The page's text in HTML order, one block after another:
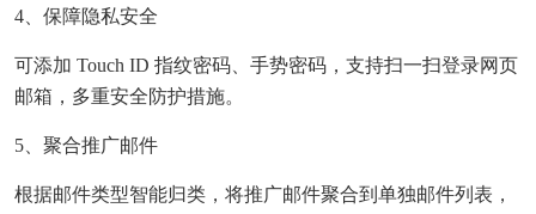
4、保障隐私安全
可添加 Touch ID 指纹密码、手势密码，支持扫一扫登录网页
邮箱，多重安全防护措施。
5、聚合推广邮件
根据邮件类型智能归类，将推广邮件聚合到单独邮件列表，